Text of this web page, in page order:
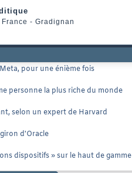
France - Gradignan
pour une énième fois
personne la plus riche du monde
selon un expert de Harvard
d'Oracle
dispositifs » sur le haut de gamme